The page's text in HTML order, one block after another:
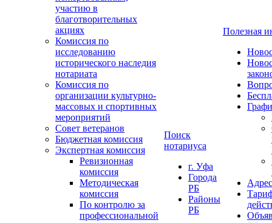
участию в
благотворительных
акциях
Комиссия по
исследованию
исторического наследия
нотариата
Комиссия по
организации культурно-
массовых и спортивных
мероприятий
Совет ветеранов
Бюджетная комиссия
Экспертная комиссия
Ревизионная
комиссия
Методическая
комиссия
По контролю за
профессиональной
Поиск
нотариуса
г. Уфа
Города
РБ
Районы
РБ
Полезная